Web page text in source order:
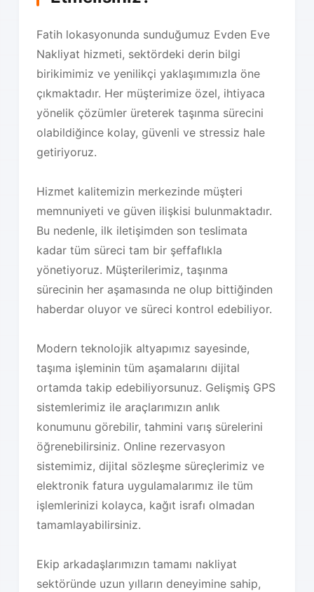
Fatih lokasyonunda sunduğumuz Evden Eve
Nakliyat hizmeti, sektördeki derin bilgi
birikimimiz ve yenilikçi yaklaşımımızla öne
çıkmaktadır. Her müşterimize özel, ihtiyaca
yönelik çözümler üreterek taşınma sürecini
olabildiğince kolay, güvenli ve stressiz hale
getiriyoruz.
Hizmet kalitemizin merkezinde müşteri
memnuniyeti ve güven ilişkisi bulunmaktadır.
Bu nedenle, ilk iletişimden son teslimata
kadar tüm süreci tam bir şeffaflıkla
yönetiyoruz. Müşterilerimiz, taşınma
sürecinin her aşamasında ne olup bittiğinden
haberdar oluyor ve süreci kontrol edebiliyor.
Modern teknolojik altyapımız sayesinde,
taşıma işleminin tüm aşamalarını dijital
ortamda takip edebiliyorsunuz. Gelişmiş GPS
sistemlerimiz ile araçlarımızın anlık
konumunu görebilir, tahmini varış sürelerini
öğrenebilirsiniz. Online rezervasyon
sistemimiz, dijital sözleşme süreçlerimiz ve
elektronik fatura uygulamalarımız ile tüm
işlemlerinizi kolayca, kağıt israfı olmadan
tamamlayabilirsiniz.
Ekip arkadaşlarımızın tamamı nakliyat
sektöründe uzun yılların deneyimine sahip,